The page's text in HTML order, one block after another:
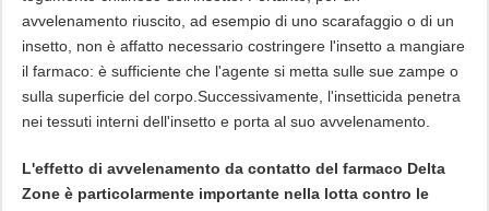
avvelenamento riuscito, ad esempio di uno scarafaggio o di un
insetto, non è affatto necessario costringere l'insetto a mangiare
il farmaco: è sufficiente che l'agente si metta sulle sue zampe o
sulla superficie del corpo.Successivamente, l'insetticida penetra
nei tessuti interni dell'insetto e porta al suo avvelenamento.
L'effetto di avvelenamento da contatto del farmaco Delta
Zone è particolarmente importante nella lotta contro le